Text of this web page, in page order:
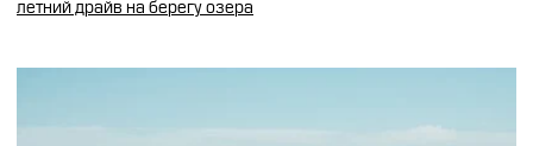
летний драйв на берегу озера